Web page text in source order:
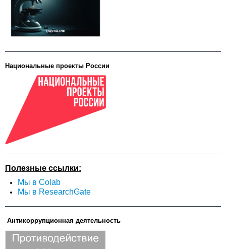
Национальные проекты России
Полезные ссылки:
Мы в Colab
Мы в ResearchGate
Антикоррупционная деятельность